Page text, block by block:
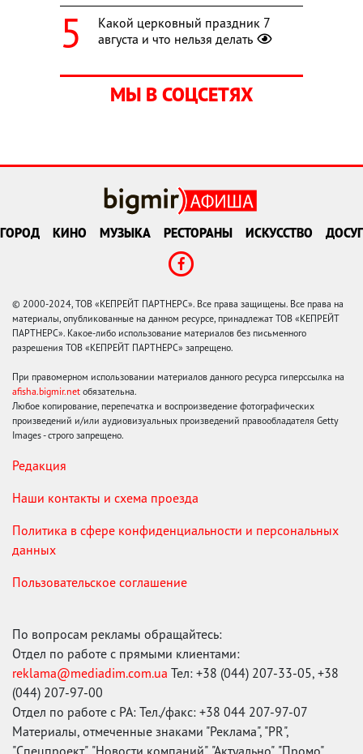
Какой церковный праздник 7
августа и что нельзя делать
МЫ В СОЦСЕТЯХ
ГОРОД КИНО МУЗЫКА РЕСТОРАНЫ ИСКУССТВО ДОСУГ
© 2000-2024, ТОВ «КЕПРЕЙТ ПАРТНЕРС». Все права защищены. Все права на
материалы, опубликованные на данном ресурсе, принадлежат ТОВ «КЕПРЕЙТ
ПАРТНЕРС». Какое-либо использование материалов без письменного
разрешения ТОВ «КЕПРЕЙТ ПАРТНЕРС» запрещено.
При правомерном использовании материалов данного ресурса гиперссылка на
afisha.bigmir.net обязательна.
Любое копирование, перепечатка и воспроизведение фотографических
произведений и/или аудиовизуальных произведений правообладателя Getty
Images - строго запрещено.
Редакция
Наши контакты и схема проезда
Политика в сфере конфиденциальности и персональных
данных
Пользовательское соглашение
По вопросам рекламы обращайтесь:
Отдел по работе с прямыми клиентами:
reklama@mediadim.com.ua Тел: +38 (044) 207-33-05, +38
(044) 207-97-00
Отдел по работе с РА: Тел./факс: +38 044 207-97-07
Материалы, отмеченные знаками "Реклама", "PR",
"Спецпроект", "Новости компаний", "Актуально", "Промо",